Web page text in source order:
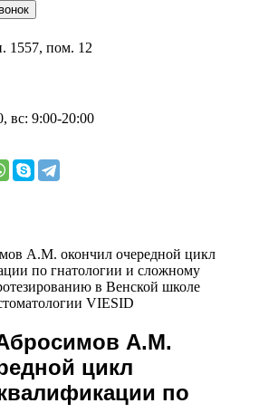
1557, пом. 12
вс: 9:00-20:00
А.М. окончил очередной цикл
по гнатологии и сложному
в Венской школе
VIESID
А.М.
цикл
по